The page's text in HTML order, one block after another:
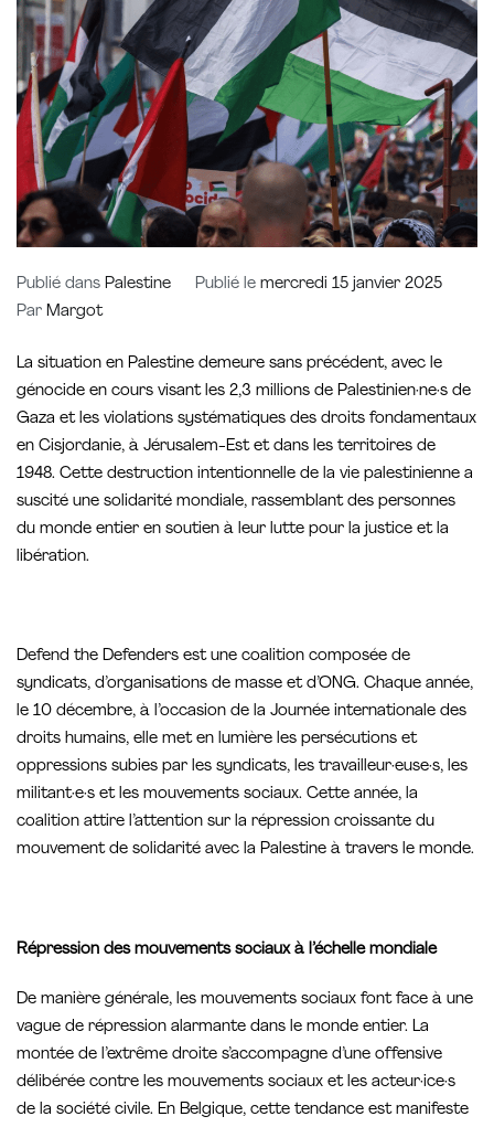
Publié dans Palestine Publié le mercredi 15 janvier 2025
Par Margot
La situation en Palestine demeure sans précédent, avec le
génocide en cours visant les 2,3 millions de Palestinien·ne·s de
Gaza et les violations systématiques des droits fondamentaux
en Cisjordanie, à Jérusalem-Est et dans les territoires de
1948. Cette destruction intentionnelle de la vie palestinienne a
suscité une solidarité mondiale, rassemblant des personnes
du monde entier en soutien à leur lutte pour la justice et la
libération.
Defend the Defenders est une coalition composée de
syndicats, d’organisations de masse et d’ONG. Chaque année,
le 10 décembre, à l’occasion de la Journée internationale des
droits humains, elle met en lumière les persécutions et
oppressions subies par les syndicats, les travailleur·euse·s, les
militant·e·s et les mouvements sociaux. Cette année, la
coalition attire l’attention sur la répression croissante du
mouvement de solidarité avec la Palestine à travers le monde.
Répression des mouvements sociaux à l’échelle mondiale
De manière générale, les mouvements sociaux font face à une
vague de répression alarmante dans le monde entier. La
montée de l’extrême droite s’accompagne d’une offensive
délibérée contre les mouvements sociaux et les acteur·ice·s
de la société civile. En Belgique, cette tendance est manifeste